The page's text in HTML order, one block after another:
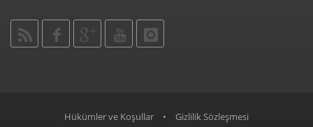
Hükümler ve Koşullar • Gizlilik Sözleşmesi